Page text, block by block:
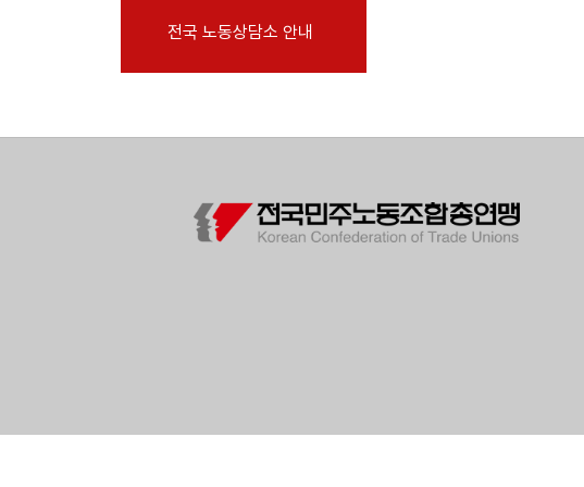
전국 노동상담소 안내